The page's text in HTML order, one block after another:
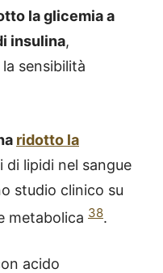
la glicemia a
insulina,
sensibilità
ridotto la
di lipidi nel sangue
studio clinico su
metabolica 38.
acido